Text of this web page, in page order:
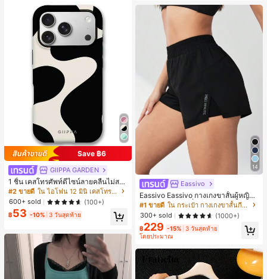
Save ฿6
GIIPPA GARDEN
1 ชิ้น เคสโทรศัพท์ดีไซน์ลายคลื่นไม่สม
มาตรสำหรับ Phone 17 Pro Max, เหม
าะสำหรับ Phone 16 Pro Max, 15 Pro
Max, 14 Pro Max, เคสโทรศัพท์สไตล์เ
กาหลีและน่าสนใจ, เข้ากันได้กับ 11/12/
13/14/15/16 Pro Max Plus, ดีไซน์หรู
ขวัญในอุดมคติสำหรับคริสต์มาส, วันว
าเลนไทน์, อีสเตอร์, ฤดูแต่งงานและวันเ
กิดสำหรับแฟนสาว
#2 ขายดี
ใน ไอโฟน 12 มินิ เคสโทรศัพท์แฟชั่น
600+ sold
(100+)
฿53 -10% 3 วันสุดท้าย
14
Eassivo
Eassivo Eassivo กางเกงขาสั้นผู้หญิงรั
น 2 ใน 1 ฤดูร้อนที่สบายและกางเกงขา
สั้นพรางแสงแดด
#1 ขายดี
ใน กระเป๋า กางเกงขาสั้นกีฬาผู้หญิง
300+ sold
(1000+)
฿229 -15% 3 วันสุดท้าย
โดยประมาณ